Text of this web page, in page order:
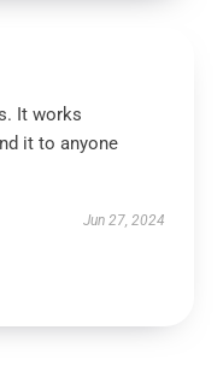
It works
it to anyone
Jun 27, 2024